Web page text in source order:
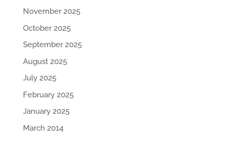
November 2025
October 2025
September 2025
August 2025
July 2025
February 2025
January 2025
March 2014